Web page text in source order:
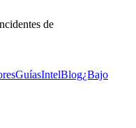
de
GuíasIntelBlog¿Bajo